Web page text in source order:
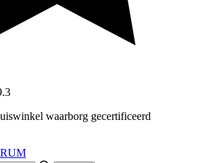
waarborg gecertificeerd